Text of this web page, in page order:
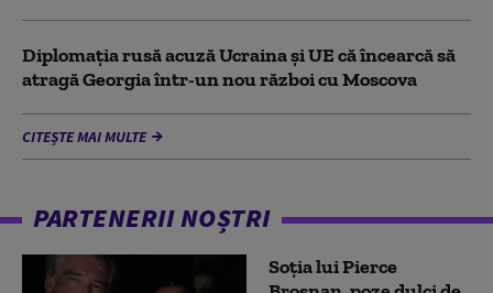
Diplomaţia rusă acuză Ucraina şi UE că încearcă să
atragă Georgia într-un nou război cu Moscova
CITEȘTE MAI MULTE
PARTENERII NOȘTRI
Soția lui Pierce